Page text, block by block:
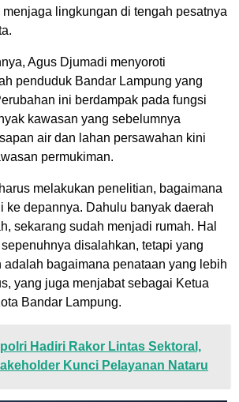
lingkungan di tengah pesatnya
Agus Djumadi menyoroti
penduduk Bandar Lampung yang
ini berdampak pada fungsi
kawasan yang sebelumnya
air dan lahan persawahan kini
permukiman.
melakukan penelitian, bagaimana
ke depannya. Dahulu banyak daerah
sekarang sudah menjadi rumah. Hal
disalahkan, tetapi yang
adalah bagaimana penataan yang lebih
yang juga menjabat sebagai Ketua
Bandar Lampung.
Hadiri Rakor Lintas Sektoral,
Kunci Pelayanan Nataru